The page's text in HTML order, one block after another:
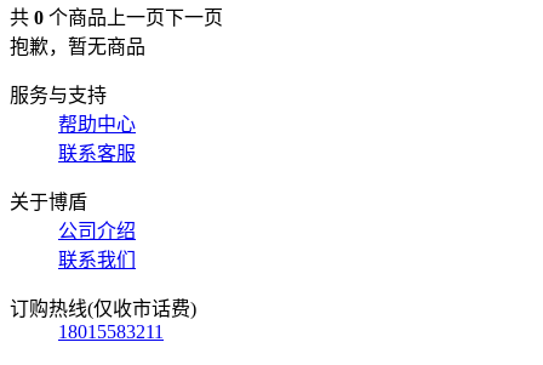
共 0 个商品 上一页下一页
抱歉，暂无商品
服务与支持
帮助中心
联系客服
关于博盾
公司介绍
联系我们
订购热线(仅收市话费)
18015583211